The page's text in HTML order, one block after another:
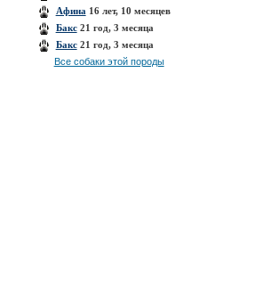
Афина 16 лет, 10 месяцев
Бакс21 год, 3 месяца
Бакс21 год, 3 месяца
Все собаки этой породы